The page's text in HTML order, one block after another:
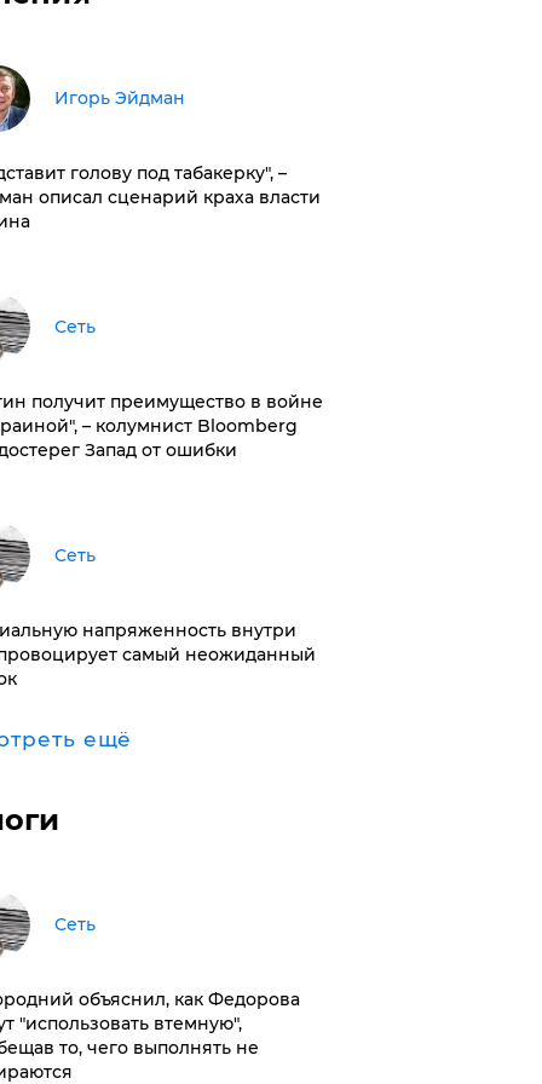
Игорь Эйдман
голову под табакерку", –
описал сценарий краха власти
Сеть
получит преимущество в войне
– колумнист Bloomberg
Запад от ошибки
Сеть
напряженность внутри
самый неожиданный
ещё
Сеть
объяснил, как Федорова
"использовать втемную",
то, чего выполнять не